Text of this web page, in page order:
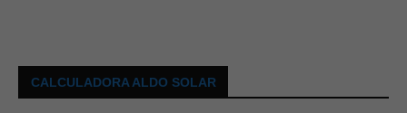
CALCULADORA ALDO SOLAR